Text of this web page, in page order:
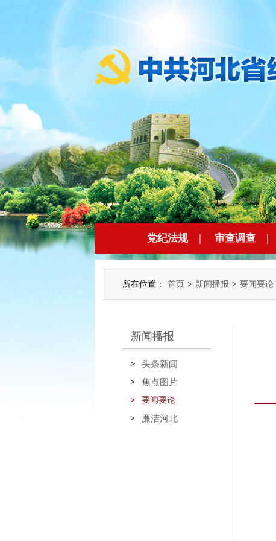
党纪法规 | 审查调查 |
所在位置： 首页 > 新闻播报 > 要闻要论
新闻播报
头条新闻
焦点图片
要闻要论
廉洁河北